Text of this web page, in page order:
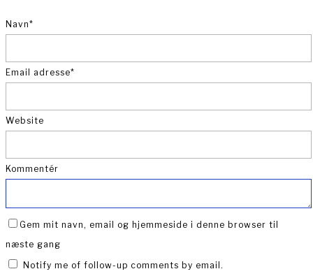
Navn*
Email adresse*
Website
Kommentér
Gem mit navn, email og hjemmeside i denne browser til
næste gang
Notify me of follow-up comments by email.